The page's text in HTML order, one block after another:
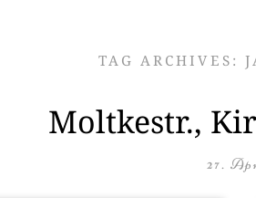
TAG ARCHIVES:
Moltkestr.,
27.